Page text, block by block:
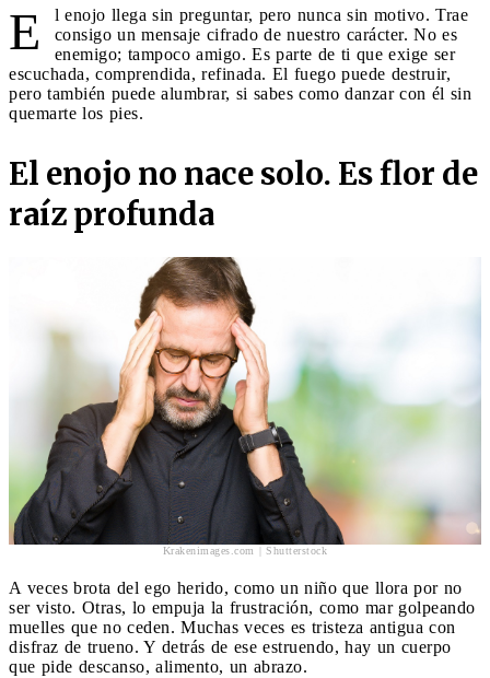
E
l enojo llega sin preguntar, pero nunca sin motivo. Trae
consigo un mensaje cifrado de nuestro carácter. No es
enemigo; tampoco amigo. Es parte de ti que exige ser
escuchada, comprendida, refinada. El fuego puede destruir,
pero también puede alumbrar, si sabes como danzar con él sin
quemarte los pies.
El enojo no nace solo. Es flor de
raíz profunda
Krakenimages.com | Shutterstock
A veces brota del ego herido, como un niño que llora por no
ser visto. Otras, lo empuja la frustración, como mar golpeando
muelles que no ceden. Muchas veces es tristeza antigua con
disfraz de trueno. Y detrás de ese estruendo, hay un cuerpo
que pide descanso, alimento, un abrazo.